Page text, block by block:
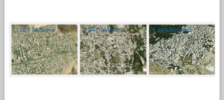
☐287 Tıklanma ☐347 Tıklanma ☐248 Tıklanma